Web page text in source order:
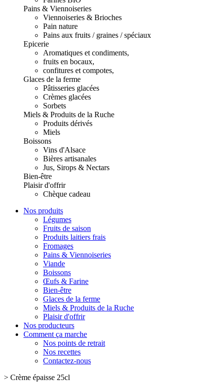
Pains & Viennoiseries
Viennoiseries & Brioches
Pain nature
Pains aux fruits / graines / spéciaux
Epicerie
Aromatiques et condiments,
fruits en bocaux,
confitures et compotes,
Glaces de la ferme
Pâtisseries glacées
Crèmes glacées
Sorbets
Miels & Produits de la Ruche
Produits dérivés
Miels
Boissons
Vins d'Alsace
Bières artisanales
Jus, Sirops & Nectars
Bien-être
Plaisir d'offrir
Chèque cadeau
Nos produits
Légumes
Fruits de saison
Produits laitiers frais
Fromages
Pains & Viennoiseries
Viande
Boissons
Œufs & Farine
Bien-être
Glaces de la ferme
Miels & Produits de la Ruche
Plaisir d'offrir
Nos producteurs
Comment ça marche
Nos points de retrait
Nos recettes
Contactez-nous
> Crème épaisse 25cl